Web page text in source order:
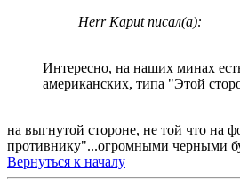
Herr Kaput писал(а):
Интересно, на наших минах
американских, типа "Этой
на выгнутой стороне, не той что на
противнику"...огромными черными
Вернуться к началу